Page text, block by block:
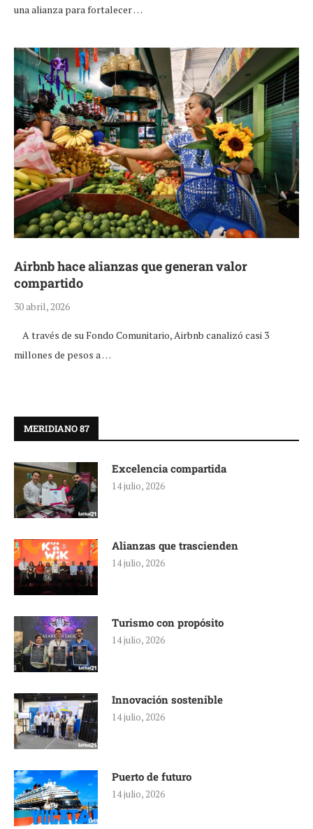
una alianza para fortalecer …
Airbnb hace alianzas que generan valor
compartido
30 abril, 2026
A través de su Fondo Comunitario, Airbnb canalizó casi 3
millones de pesos a …
MERIDIANO 87
Excelencia compartida
14 julio, 2026
Alianzas que trascienden
14 julio, 2026
Turismo con propósito
14 julio, 2026
Innovación sostenible
14 julio, 2026
Puerto de futuro
14 julio, 2026